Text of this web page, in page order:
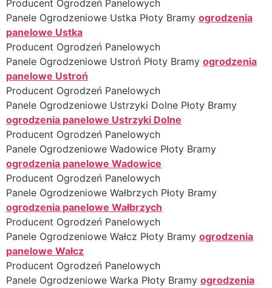
Producent Ogrodzeń Panelowych
Panele Ogrodzeniowe Ustka Płoty Bramy ogrodzenia
panelowe Ustka
Producent Ogrodzeń Panelowych
Panele Ogrodzeniowe Ustroń Płoty Bramy ogrodzenia
panelowe Ustroń
Producent Ogrodzeń Panelowych
Panele Ogrodzeniowe Ustrzyki Dolne Płoty Bramy
ogrodzenia panelowe Ustrzyki Dolne
Producent Ogrodzeń Panelowych
Panele Ogrodzeniowe Wadowice Płoty Bramy
ogrodzenia panelowe Wadowice
Producent Ogrodzeń Panelowych
Panele Ogrodzeniowe Wałbrzych Płoty Bramy
ogrodzenia panelowe Wałbrzych
Producent Ogrodzeń Panelowych
Panele Ogrodzeniowe Wałcz Płoty Bramy ogrodzenia
panelowe Wałcz
Producent Ogrodzeń Panelowych
Panele Ogrodzeniowe Warka Płoty Bramy ogrodzenia